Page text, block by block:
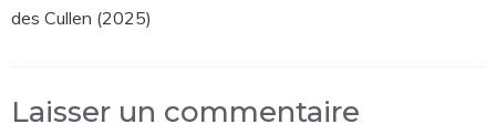
des Cullen (2025)
Laisser un commentaire